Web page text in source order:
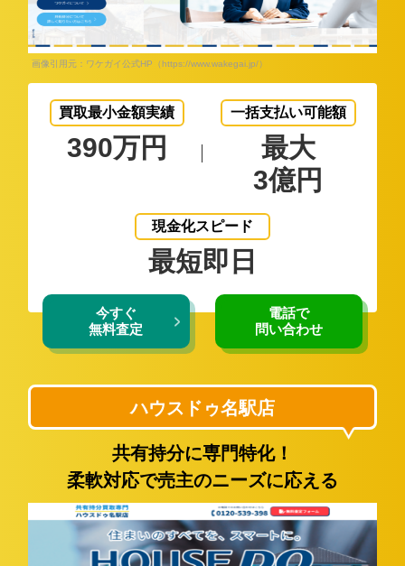
画像引用元：ワケガイ公式HP（https://www.wakegai.jp/）
買取最小金額実績
390万円
一括支払い可能額
最大
3億円
現金化スピード
最短即日
今すぐ
無料査定
電話で
問い合わせ
ハウスドゥ名駅店
共有持分に専門特化！
柔軟対応で売主のニーズに応える